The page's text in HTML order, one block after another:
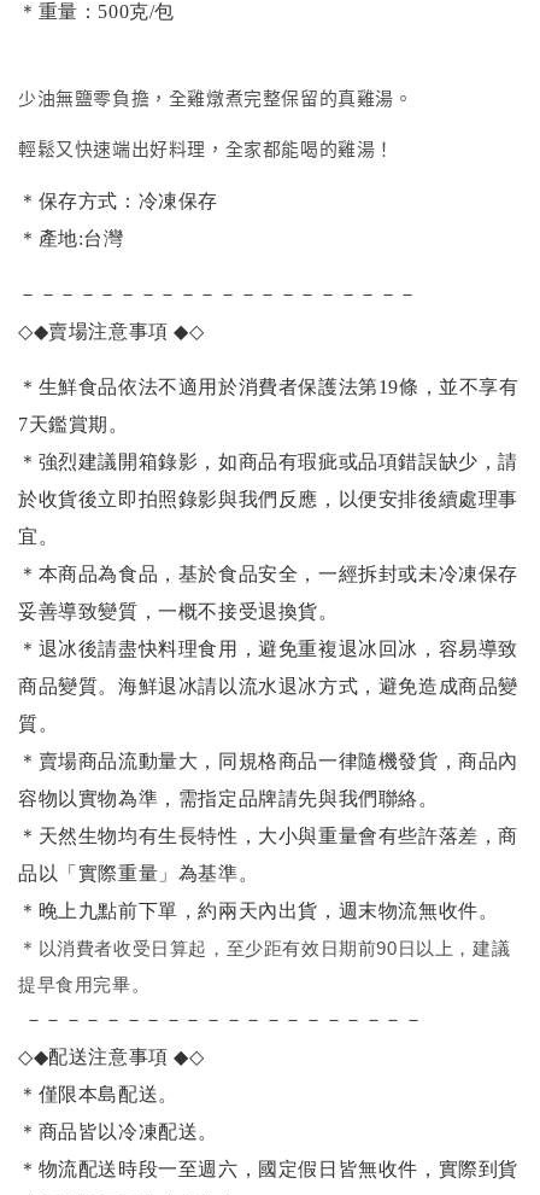
＊重量：500克/包
少油無鹽零負擔，全雞燉煮完整保留的真雞湯。
輕鬆又快速端出好料理，全家都能喝的雞湯！
＊保存方式：冷凍保存
＊產地:台灣
－－－－－－－－－－－－－－－－－－－－
◇◆賣場注意事項◆◇
＊生鮮食品依法不適用於消費者保護法第19條，並不享有
7天鑑賞期。
＊強烈建議開箱錄影，如商品有瑕疵或品項錯誤缺少，請
於收貨後立即拍照錄影與我們反應，以便安排後續處理事
宜。
＊本商品為食品，基於食品安全，一經拆封或未冷凍保存
妥善導致變質，一概不接受退換貨。
＊退冰後請盡快料理食用，避免重複退冰回冰，容易導致
商品變質。海鮮退冰請以流水退冰方式，避免造成商品變
質。
＊賣場商品流動量大，同規格商品一律隨機發貨，商品內
容物以實物為準，需指定品牌請先與我們聯絡。
＊天然生物均有生長特性，大小與重量會有些許落差，商
品以「實際重量」為基準。
＊晚上九點前下單，約兩天內出貨，週末物流無收件。
＊ 以消費者收受日算起，至少距有效日期前90日以上，建議
提早食用完畢。
－－－－－－－－－－－－－－－－－－－－
◇◆配送注意事項◆◇
＊僅限本島配送。
＊商品皆以冷凍配送。
＊物流配送時段一至週六，國定假日皆無收件，實際到貨